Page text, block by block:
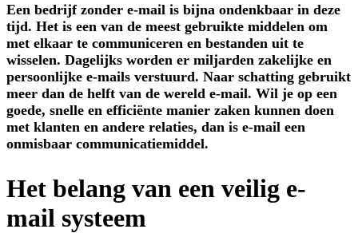
Een bedrijf zonder e-mail is bijna ondenkbaar in deze
tijd. Het is een van de meest gebruikte middelen om
met elkaar te communiceren en bestanden uit te
wisselen. Dagelijks worden er miljarden zakelijke en
persoonlijke e-mails verstuurd. Naar schatting gebruikt
meer dan de helft van de wereld e-mail. Wil je op een
goede, snelle en efficiënte manier zaken kunnen doen
met klanten en andere relaties, dan is e-mail een
onmisbaar communicatiemiddel.
Het belang van een veilig e-
mail systeem